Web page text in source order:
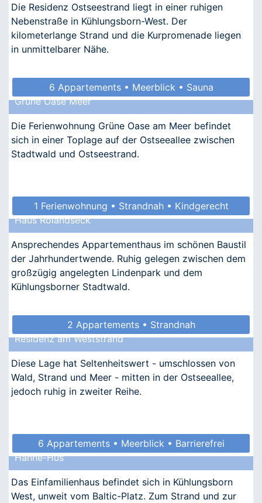
Die Residenz Ostseestrand liegt in einer ruhigen
Nebenstraße in Kühlungsborn-West. Der
kilometerlange Strand und die Kurpromenade liegen
in unmittelbarer Nähe.
6 Appartements • Meerblick • Sauna
• Allergikergeeignet
Grüne Oase Meer
Die Ferienwohnung Grüne Oase am Meer befindet
sich in einer Toplage auf der Ostseeallee zwischen
Stadtwald und Ostseestrand.
1 Ferienwohnung • Strandnah • Kindgerecht
Haus Rolandseck
Ansprechendes Appartementhaus im schönen Baustil
der Jahrhundertwende. Ruhig gelegen zwischen dem
großzügig angelegten Lindenpark und dem
Kühlungsborner Stadtwald.
2 Appartements • Strandnah
Residenz am Weststrand
Diese Lage hat Seltenheitswert - umschlossen von
Wald, Strand und Meer - mitten in der Ostseeallee,
jedoch ruhig in zweiter Reihe.
6 Appartements • Meerblick • Barrierefrei
Hanne-Hus
Das Einfamilienhaus befindet sich in Kühlungsborn
West, unweit vom Baltic-Platz. Zum Strand und zur